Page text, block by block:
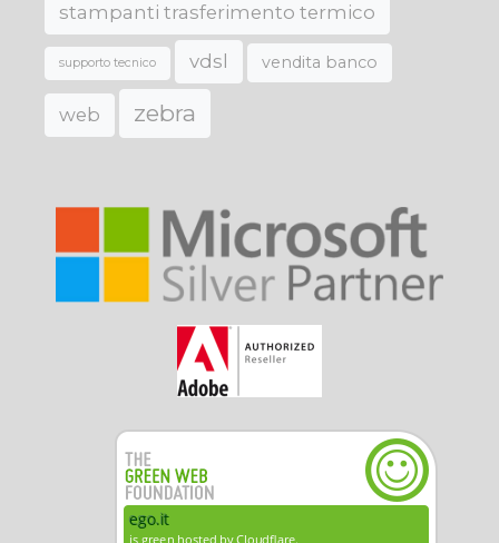
stampanti trasferimento termico
supporto tecnico vdsl vendita banco
web zebra